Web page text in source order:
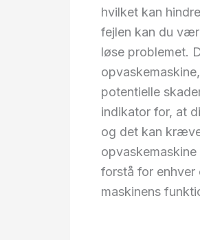
hvilket kan
fejlen kan du
løse problemet.
potentielle
indikator for, at
og det kan
forstå for enhver
maskinens